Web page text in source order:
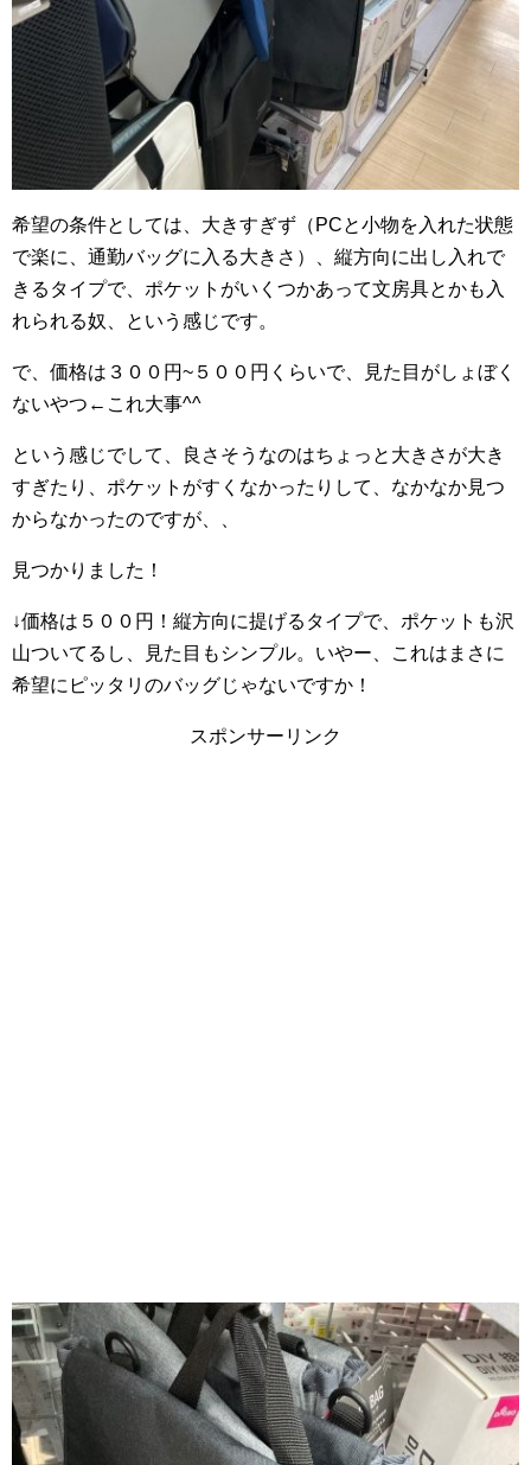
希望の条件としては、大きすぎず（PCと小物を入れた状態
で楽に、通勤バッグに入る大きさ）、縦方向に出し入れで
きるタイプで、ポケットがいくつかあって文房具とかも入
れられる奴、という感じです。
で、価格は３００円~５００円くらいで、見た目がしょぼく
ないやつ←これ大事^^
という感じでして、良さそうなのはちょっと大きさが大き
すぎたり、ポケットがすくなかったりして、なかなか見つ
からなかったのですが、、
見つかりました！
↓価格は５００円！縦方向に提げるタイプで、ポケットも沢
山ついてるし、見た目もシンプル。いやー、これはまさに
希望にピッタリのバッグじゃないですか！
スポンサーリンク